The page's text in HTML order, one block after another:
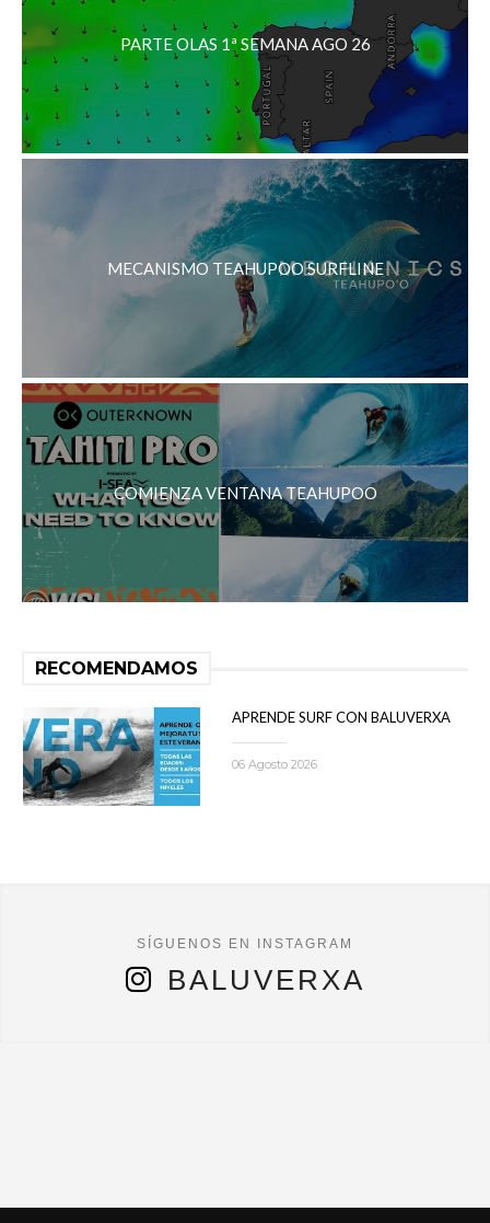
PARTE OLAS 1ª SEMANA AGO 26
MECANISMO TEAHUPOO SURFLINE
COMIENZA VENTANA TEAHUPOO
RECOMENDAMOS
APRENDE SURF CON BALUVERXA
06 Agosto 2026
BALUVERXA